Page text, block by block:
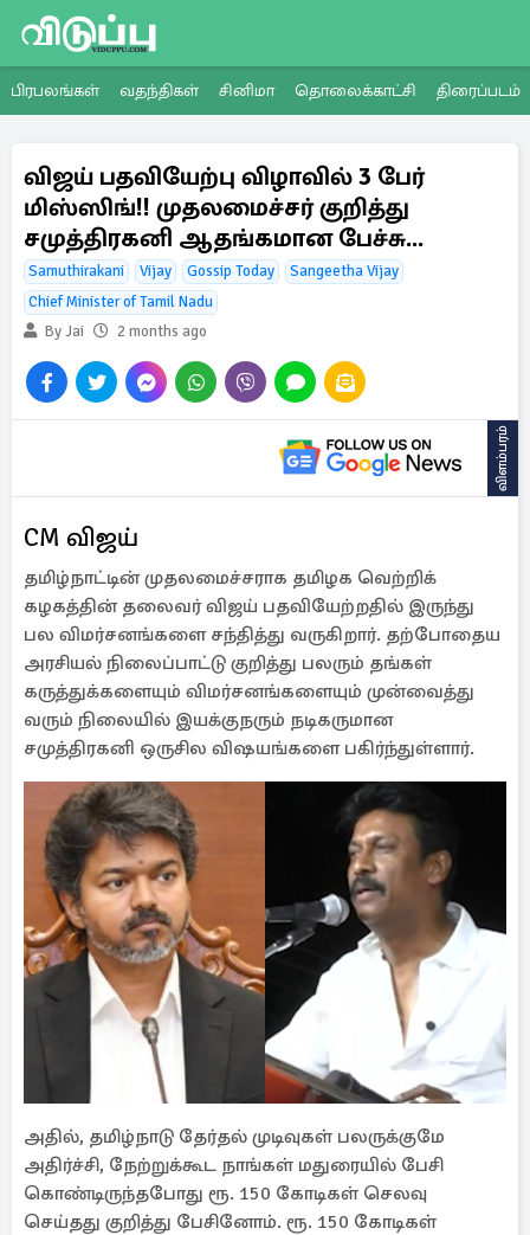
பிரபலங்கள் வதந்திகள் சினிமா தொலைக்காட்சி திரைப்படம்
விஜய் பதவியேற்பு விழாவில் 3 பேர்
மிஸ்ஸிங்!! முதலமைச்சர் குறித்து
சமுத்திரகனி ஆதங்கமான பேச்சு...
Samuthirakani Vijay Gossip Today
Sangeetha Vijay
Chief Minister of Tamil Nadu
By Jai
2 months ago
விளம்பரம்
CM விஜய்
தமிழ்நாட்டின் முதலமைச்சராக தமிழக வெற்றிக்
கழகத்தின் தலைவர் விஜய் பதவியேற்றதில் இருந்து
பல விமர்சனங்களை சந்தித்து வருகிறார். தற்போதைய
அரசியல் நிலைப்பாட்டு குறித்து பலரும் தங்கள்
கருத்துக்களையும் விமர்சனங்களையும் முன்வைத்து
வரும் நிலையில் இயக்குநரும் நடிகருமான
சமுத்திரகனி ஒருசில விஷயங்களை பகிர்ந்துள்ளார்.
அதில், தமிழ்நாடு தேர்தல் முடிவுகள் பலருக்குமே
அதிர்ச்சி, நேற்றுக்கூட நாங்கள் மதுரையில் பேசி
கொண்டிருந்தபோது ரூ. 150 கோடிகள் செலவு
செய்தது குறித்து பேசினோம். ரூ. 150 கோடிகள்